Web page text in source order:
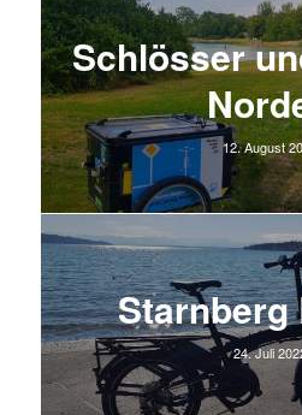
Schlösser
12. August
Starnberg
24. Juli